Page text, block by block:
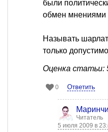
были
обмен
Называть
только
Оценка статьи:
0 Ответить
Читатель
5 июля 2009 в